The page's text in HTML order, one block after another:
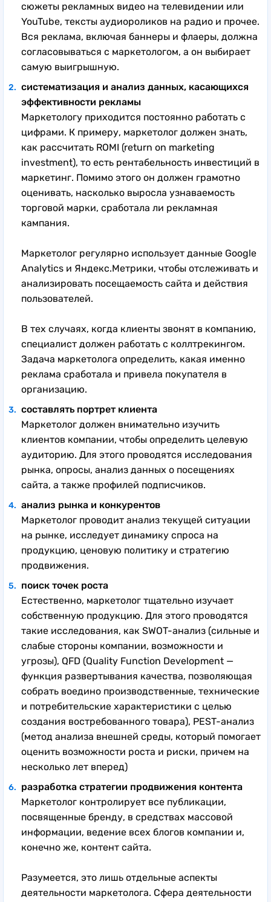
сюжеты рекламных видео на телевидении или
YouTube, тексты аудиороликов на радио и прочее.
Вся реклама, включая баннеры и флаеры, должна
согласовываться с маркетологом, а он выбирает
самую выигрышную.
систематизация и анализ данных, касающихся
эффективности рекламы
Маркетологу приходится постоянно работать с
цифрами. К примеру, маркетолог должен знать,
как рассчитать ROMI (return on marketing
investment), то есть рентабельность инвестиций в
маркетинг. Помимо этого он должен грамотно
оценивать, насколько выросла узнаваемость
торговой марки, сработала ли рекламная
кампания.
Маркетолог регулярно использует данные Google
Analytics и Яндекс.Метрики, чтобы отслеживать и
анализировать посещаемость сайта и действия
пользователей.
В тех случаях, когда клиенты звонят в компанию,
специалист должен работать с коллтрекингом.
Задача маркетолога определить, какая именно
реклама сработала и привела покупателя в
организацию.
составлять портрет клиента
Маркетолог должен внимательно изучить
клиентов компании, чтобы определить целевую
аудиторию. Для этого проводятся исследования
рынка, опросы, анализ данных о посещениях
сайта, а также профилей подписчиков.
анализ рынка и конкурентов
Маркетолог проводит анализ текущей ситуации
на рынке, исследует динамику спроса на
продукцию, ценовую политику и стратегию
продвижения.
поиск точек роста
Естественно, маркетолог тщательно изучает
собственную продукцию. Для этого проводятся
такие исследования, как SWOT-анализ (сильные и
слабые стороны компании, возможности и
угрозы), QFD (Quality Function Development —
функция развертывания качества, позволяющая
собрать воедино производственные, технические
и потребительские характеристики с целью
создания востребованного товара), PEST-анализ
(метод анализа внешней среды, который помогает
оценить возможности роста и риски, причем на
несколько лет вперед)
разработка стратегии продвижения контента
Маркетолог контролирует все публикации,
посвященные бренду, в средствах массовой
информации, ведение всех блогов компании и,
конечно же, контент сайта.
Разумеется, это лишь отдельные аспекты
деятельности маркетолога. Сфера деятельности